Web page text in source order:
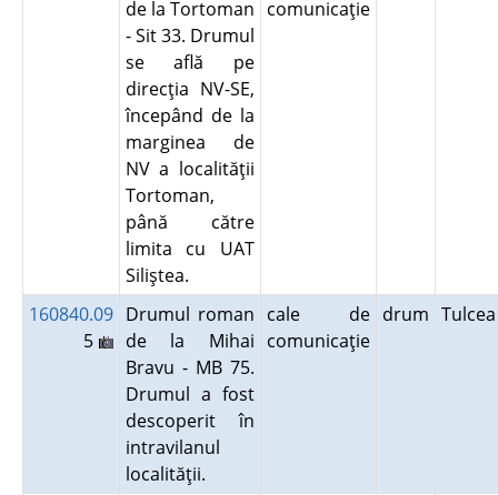
de la Tortoman
- Sit 33. Drumul
se află pe
direcţia NV-SE,
începând de la
marginea de
NV a localităţii
Tortoman,
până către
limita cu UAT
Siliştea.
comunicaţie
160840.09
5
Drumul roman
de la Mihai
Bravu - MB 75.
Drumul a fost
descoperit în
intravilanul
localităţii.
cale de
comunicaţie
drum